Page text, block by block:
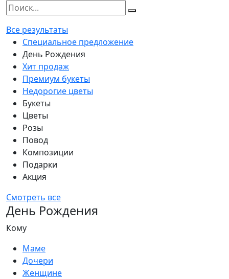
Все результаты
Специальное предложение
День Рождения
Хит продаж
Премиум букеты
Недорогие цветы
Букеты
Цветы
Розы
Повод
Композиции
Подарки
Акция
Смотреть все
День Рождения
Кому
Маме
Дочери
Женщине